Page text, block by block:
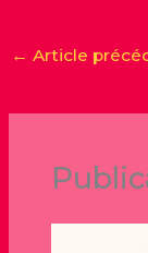
← Article